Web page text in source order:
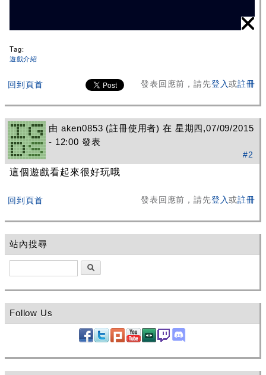
Tag:
遊戲介紹
回到頁首 發表回應前，請先登入或註冊
由 aken0853 (註冊使用者) 在 星期四,07/09/2015
- 12:00 發表
#2
這個遊戲看起來很好玩哦
回到頁首 發表回應前，請先登入或註冊
站內搜尋
Follow Us